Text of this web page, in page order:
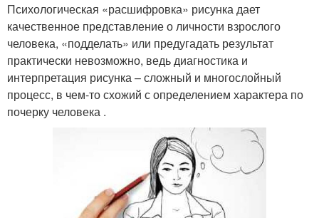
Психологическая «расшифровка» рисунка дает
качественное представление о личности взрослого
человека, «подделать» или предугадать результат
практически невозможно, ведь диагностика и
интерпретация рисунка – сложный и многослойный
процесс, в чем-то схожий с определением характера по
почерку человека .